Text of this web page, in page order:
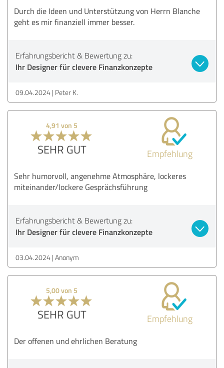
Durch die Ideen und Unterstützung von Herrn Blanche
geht es mir finanziell immer besser.
Erfahrungsbericht & Bewertung zu:
Ihr Designer für clevere Finanzkonzepte
09.04.2024 Peter K.
4,91 von 5
SEHR GUT Empfehlung
Sehr humorvoll, angenehme Atmosphäre, lockeres
miteinander/lockere Gesprächsführung
Erfahrungsbericht & Bewertung zu:
Ihr Designer für clevere Finanzkonzepte
03.04.2024 Anonym
5,00 von 5
SEHR GUT Empfehlung
Der offenen und ehrlichen Beratung